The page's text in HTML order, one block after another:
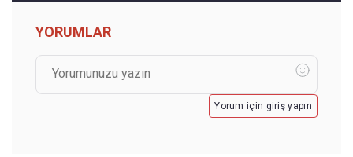
YORUMLAR
Yorum için giriş yapın